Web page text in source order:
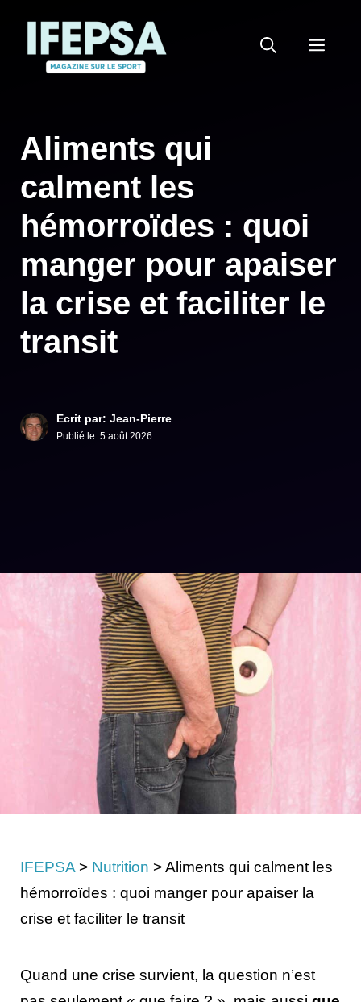
contenu
Aliments qui
calment les
hémorroïdes : quoi
manger pour apaiser
la crise et faciliter le
transit
Ecrit par: Jean-Pierre
Publié le: 5 août 2026
IFEPSA > Nutrition >Aliments qui calment les
hémorroïdes : quoi manger pour apaiser la
crise et faciliter le transit
Quand une crise survient, la question n’est